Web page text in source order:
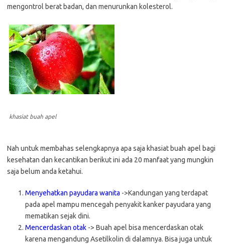
mengontrol berat badan, dan menurunkan kolesterol.
khasiat buah apel
Nah untuk membahas selengkapnya apa saja khasiat buah apel bagi
kesehatan dan kecantikan berikut ini ada 20 manfaat yang mungkin
saja belum anda ketahui.
Menyehatkan payudara wanita ->Kandungan yang terdapat
pada apel mampu mencegah penyakit kanker payudara yang
mematikan sejak dini.
Mencerdaskan otak -> Buah apel bisa mencerdaskan otak
karena mengandung Asetilkolin di dalamnya. Bisa juga untuk